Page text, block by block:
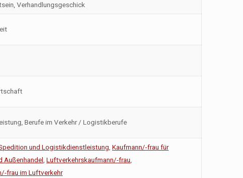
Verhandlungsgeschick
Berufe im Verkehr / Logistikberufe
und Logistikdienstleistung Kaufmann/-frau für
Außenhandel Luftverkehrskaufmann/-frau
frau im Luftverkehr